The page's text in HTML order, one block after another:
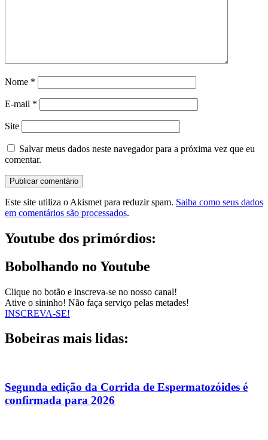
Nome *
E-mail *
Site
Salvar meus dados neste navegador para a próxima vez que eu
comentar.
Este site utiliza o Akismet para reduzir spam. Saiba como seus dados
em comentários são processados.
Youtube dos primórdios:
Bobolhando no Youtube
Clique no botão e inscreva-se no nosso canal!
Ative o sininho! Não faça serviço pelas metades!
INSCREVA-SE!
Bobeiras mais lidas:
Segunda edição da Corrida de Espermatozóides é
confirmada para 2026